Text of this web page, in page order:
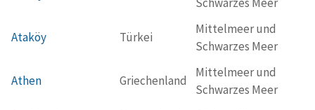
Ataköy Türkei
Mittelmeer und
Schwarzes Meer
Athen Griechenland
Mittelmeer und
Schwarzes Meer